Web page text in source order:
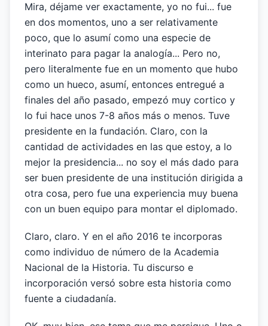
Mira, déjame ver exactamente, yo no fui... fue
en dos momentos, uno a ser relativamente
poco, que lo asumí como una especie de
interinato para pagar la analogía... Pero no,
pero literalmente fue en un momento que hubo
como un hueco, asumí, entonces entregué a
finales del año pasado, empezó muy cortico y
lo fui hace unos 7-8 años más o menos. Tuve
presidente en la fundación. Claro, con la
cantidad de actividades en las que estoy, a lo
mejor la presidencia... no soy el más dado para
ser buen presidente de una institución dirigida a
otra cosa, pero fue una experiencia muy buena
con un buen equipo para montar el diplomado.
Claro, claro. Y en el año 2016 te incorporas
como individuo de número de la Academia
Nacional de la Historia. Tu discurso e
incorporación versó sobre esta historia como
fuente a ciudadanía.